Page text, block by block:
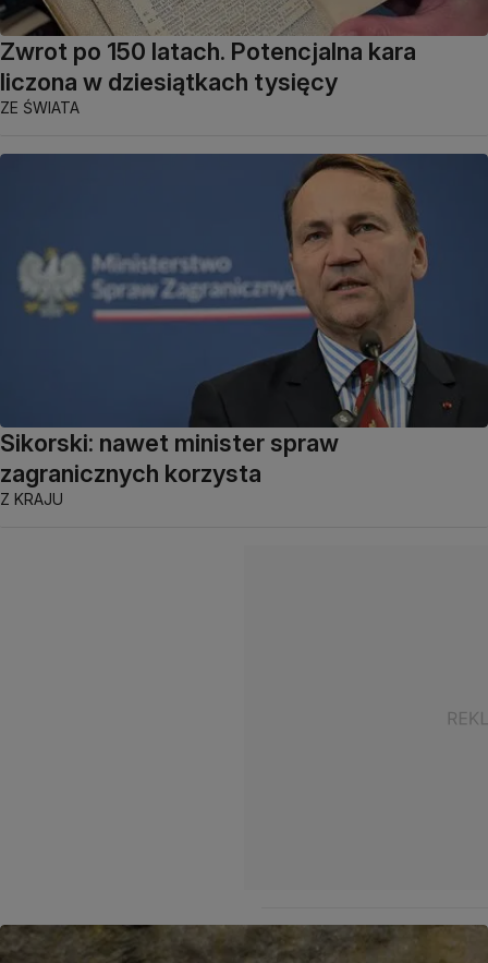
Zwrot po 150 latach. Potencjalna kara
liczona w dziesiątkach tysięcy
ZE ŚWIATA
Sikorski: nawet minister spraw
zagranicznych korzysta
Z KRAJU